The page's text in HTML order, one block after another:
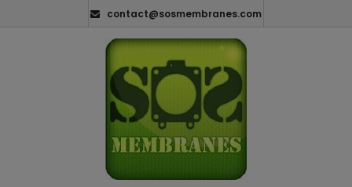
contact@sosmembranes.com